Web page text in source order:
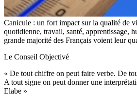
Canicule : un fort impact sur la qualité de
quotidienne, travail, santé, apprentissage,
grande majorité des Français voient leur
Le Conseil Objectivé
« De tout chiffre on peut faire verbe. De
A tout signe on peut donner une
Elabe »